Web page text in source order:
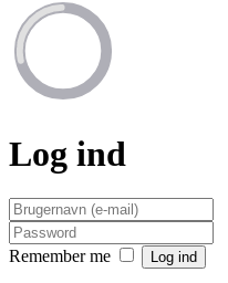
Log ind
Remember me